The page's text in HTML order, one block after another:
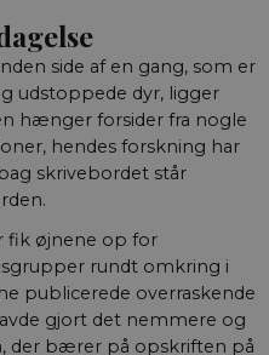
side af en gang, som er
udstoppede dyr, ligger
hænger forsider fra nogle
hendes forskning har
skrivebordet står
fik øjnene op for
rundt omkring i
publicerede overraskende
gjort det nemmere og
der bærer på opskriften på